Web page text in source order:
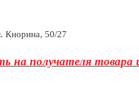
Кнорина, 50/27
на получателя товара